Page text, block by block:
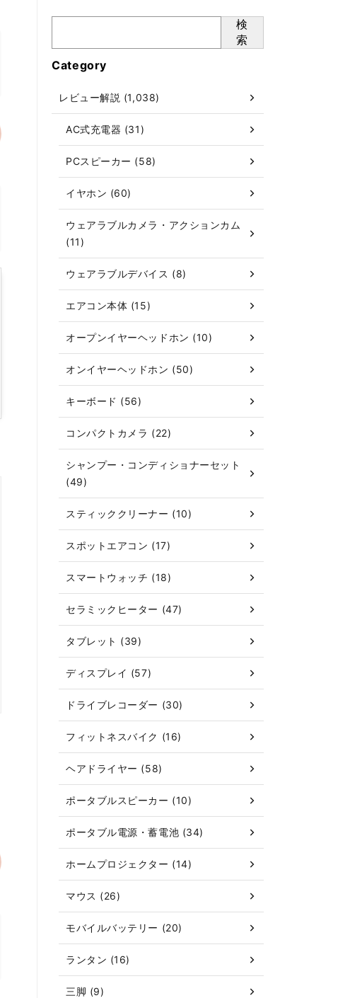
検
索
Category
レビュー解説 (1,038)
AC式充電器 (31)
PCスピーカー (58)
イヤホン (60)
ウェアラブルカメラ・アクションカム
(11)
ウェアラブルデバイス (8)
エアコン本体 (15)
オープンイヤーヘッドホン (10)
オンイヤーヘッドホン (50)
キーボード (56)
コンパクトカメラ (22)
シャンプー・コンディショナーセット
(49)
スティッククリーナー (10)
スポットエアコン (17)
スマートウォッチ (18)
セラミックヒーター (47)
タブレット (39)
ディスプレイ (57)
ドライブレコーダー (30)
フィットネスバイク (16)
ヘアドライヤー (58)
ポータブルスピーカー (10)
ポータブル電源・蓄電池 (34)
ホームプロジェクター (14)
マウス (26)
モバイルバッテリー (20)
ランタン (16)
三脚 (9)